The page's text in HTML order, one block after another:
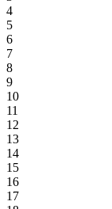
4
5
6
7
8
9
10
11
12
13
14
15
16
17